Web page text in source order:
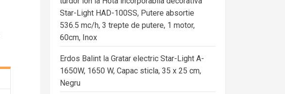
Star-Light HAD-100SS, Putere absortie
536.5 mc/h, 3 trepte de putere, 1 motor,
60cm, Inox
Erdos Balint laGratar electric Star-Light A-
1650W, 1650 W, Capac sticla, 35 x 25 cm,
Negru